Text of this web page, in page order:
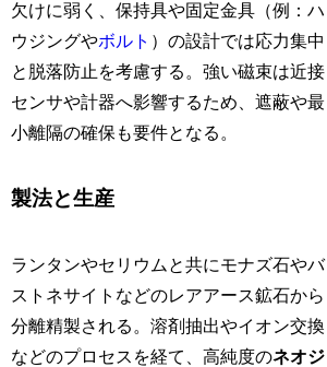
欠けに弱く、保持具や固定金具（例：ハ
ウジングやボルト ）の設計では応力集中
と脱落防止を考慮する。強い磁束は近接
センサや計器へ影響するため、遮蔽や最
小離隔の確保も要件となる。
製法と生産
ランタンやセリウムと共にモナズ石やバ
ストネサイトなどのレアアース鉱石から
分離精製される。溶剤抽出やイオン交換
などのプロセスを経て、高純度のネオジ